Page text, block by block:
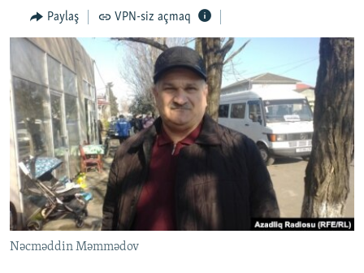
ARAŞDIRMA
MULTIMEDIA
VIDEO
FOTOQALEREYA
İNFOQRAFIKA
KARIKATURA
RADIO ARXIV
OXU ZALI
AZƏRBAYCAN ƏDƏBIYYATI KITABXANASI
İSLAM VƏ DEMOKRATIYA
İZ - MƏDƏNIYYƏT PROQRAMI
HAQQIMIZDA
MISSIYAMIZ
PEŞƏ ETIKASI VƏ JURNALISTIKA STANDARTLARIMIZ
MATERIALLARIMIZDAN ISTIFADƏ
AZADLIQRADIOSU MOBIL TELEFONUNUZDA
BIZIMLƏ ƏLAQƏ
BIZI IZLƏ
RFE/RL-in bütün saytları
Paylaş VPN-siz açmaq
Nəcməddin Məmmədov